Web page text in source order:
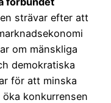
strävar efter att
om mänskliga
demokratiska
för att minska
konkurrensen